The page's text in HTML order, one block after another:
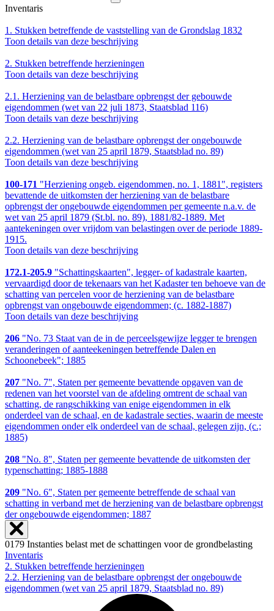
Inventaris
1. Stukken betreffende de vaststelling van de Grondslag 1832
Toon details van deze beschrijving
2. Stukken betreffende herzieningen
Toon details van deze beschrijving
2.1. Herziening van de belastbare opbrengst der gebouwde
eigendommen (wet van 22 juli 1873, Staatsblad 116)
Toon details van deze beschrijving
2.2. Herziening van de belastbare opbrengst der ongebouwde
eigendommen (wet van 25 april 1879, Staatsblad no. 89)
Toon details van deze beschrijving
100-171 "Herziening ongeb. eigendommen, no. 1, 1881", registers
bevattende de uitkomsten der herziening van de belastbare
opbrengst der ongebouwde eigendommen per gemeente n.a.v. de
wet van 25 april 1879 (St.bl. no. 89), 1881/82-1889. Met
aantekeningen over vrijdom van belastingen over de periode 1889-
1915.
Toon details van deze beschrijving
172.1-205.9 "Schattingskaarten", legger- of kadastrale kaarten,
vervaardigd door de tekenaars van het Kadaster ten behoeve van de
schatting van percelen voor de herziening van de belastbare
opbrengst van ongebouwde eigendommen; (c. 1882-1887)
Toon details van deze beschrijving
206 "No. 73 Staat van de in de perceelsgewijze legger te brengen
veranderingen of aanteekeningen betreffende Dalen en
Schoonebeek"; 1885
207 "No. 7", Staten per gemeente bevattende opgaven van de
redenen van het voorstel van de afdeling omtrent de schaal van
schatting, de rangschikking van enige eigendommen in elk
onderdeel van de schaal, en de kadastrale secties, waarin de meeste
eigendommen onder elk onderdeel van de schaal, gelegen zijn, (c.;
1885)
208 "No. 8", Staten per gemeente bevattende de uitkomsten der
typenschatting; 1885-1888
209 "No. 6", Staten per gemeente betreffende de schaal van
schatting in verband met de herziening van de belastbare opbrengst
der ongebouwde eigendommen; 1887
0179 Instanties belast met de schattingen voor de grondbelasting
Inventaris
2. Stukken betreffende herzieningen
2.2. Herziening van de belastbare opbrengst der ongebouwde
eigendommen (wet van 25 april 1879, Staatsblad no. 89)